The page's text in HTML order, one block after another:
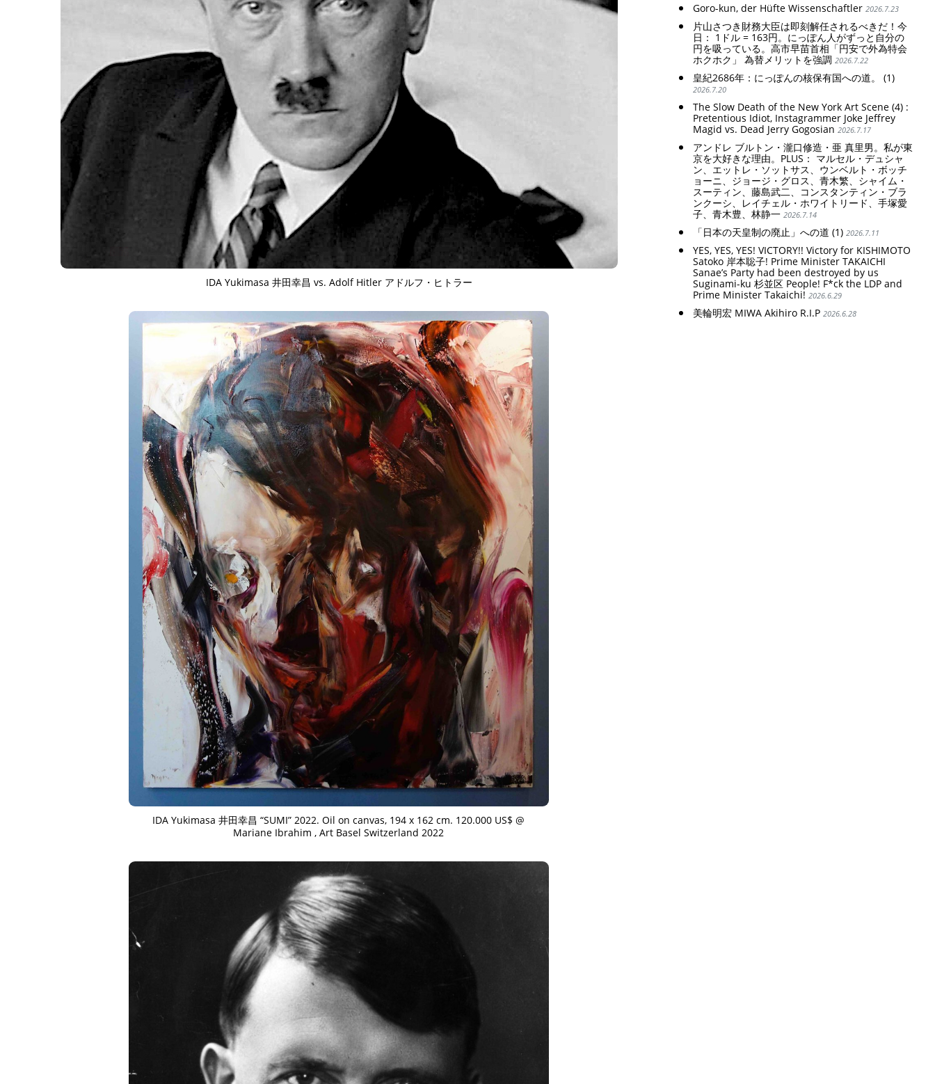
TAGS PEOPLE RANKING
ART WORLD CULTURAL ESSAYS POP CULTURE JP-SOCIETY
IDA Yukimasa 井田幸昌 vs. Adolf Hitler アドルフ・ヒトラー
IDA Yukimasa 井田幸昌 “SUMI” 2022. Oil on canvas, 194 x 162 cm. 120.000 US$ @
Mariane Ibrahim , Art Basel Switzerland 2022
Goro-kun, der Hüfte Wissenschaftler 2026.7.23
片山さつき財務大臣は即刻解任されるべきだ！今
日： 1ドル = 163円。にっぽん人がずっと自分の
円を吸っている。高市早苗首相「円安で外為特会
ホクホク」 為替メリットを強調 2026.7.22
皇紀2686年：にっぽんの核保有国への道。 (1)
2026.7.20
The Slow Death of the New York Art Scene (4) :
Pretentious Idiot, Instagrammer Joke Jeffrey
Magid vs. Dead Jerry Gogosian 2026.7.17
アンドレ ブルトン・瀧口修造・亜 真里男。私が東
京を大好きな理由。PLUS： マルセル・デュシャ
ン、エットレ・ソットサス、ウンベルト・ボッチ
ョーニ、ジョージ・グロス、青木繁、シャイム・
スーティン、藤島武二、コンスタンティン・ブラ
ンクーシ、レイチェル・ホワイトリード、手塚愛
子、青木豊、林静一 2026.7.14
「日本の天皇制の廃止」への道 (1) 2026.7.11
YES, YES, YES! VICTORY!! Victory for KISHIMOTO
Satoko 岸本聡子! Prime Minister TAKAICHI
Sanae’s Party had been destroyed by us
Suginami-ku 杉並区 People! F*ck the LDP and
Prime Minister Takaichi! 2026.6.29
美輪明宏 MIWA Akihiro R.I.P 2026.6.28